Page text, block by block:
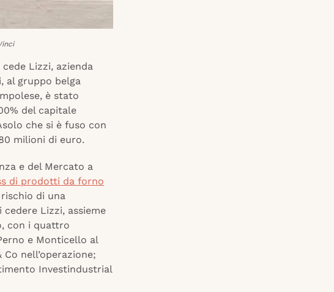
Lizzi, azienda
al gruppo belga
è stato
del capitale
che si è fuso con
milioni di euro.
e del Mercato a
di prodotti da forno
di una
Lizzi, assieme
con i quattro
e Monticello al
nell’operazione;
Investindustrial